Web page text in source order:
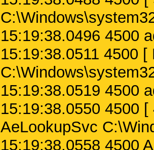
15:19:38.0496 4500
15:19:38.0511 4500
15:19:38.0519 4500
15:19:38.0550 4500
AeLookupSvc
15:19:38.0558 4500